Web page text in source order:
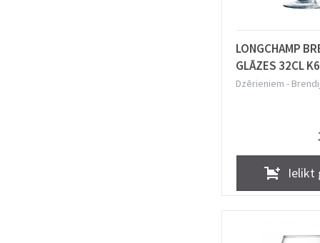
LONGCHAMP
GLĀZES 32CL
KRISTALĪNA**,
Dzērieniem -
Ielikt